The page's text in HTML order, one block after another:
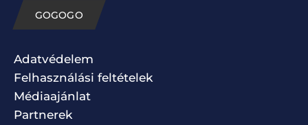
GOGOGO
Adatvédelem
Felhasználási feltételek
Médiaajánlat
Partnerek